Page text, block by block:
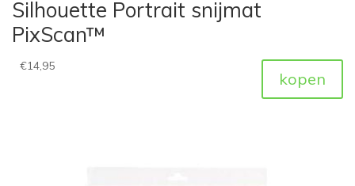
Silhouette Portrait snijmat
PixScan™
€14,95
kopen